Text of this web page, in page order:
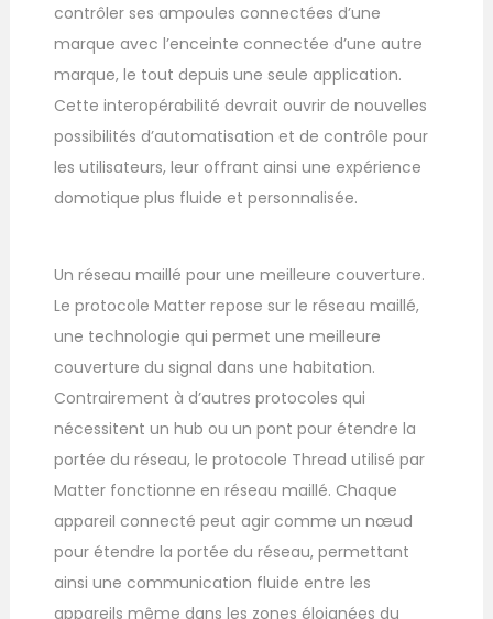
contrôler ses ampoules connectées d’une
marque avec l’enceinte connectée d’une autre
marque, le tout depuis une seule application.
Cette interopérabilité devrait ouvrir de nouvelles
possibilités d’automatisation et de contrôle pour
les utilisateurs, leur offrant ainsi une expérience
domotique plus fluide et personnalisée.
Un réseau maillé pour une meilleure couverture.
Le protocole Matter repose sur le réseau maillé,
une technologie qui permet une meilleure
couverture du signal dans une habitation.
Contrairement à d’autres protocoles qui
nécessitent un hub ou un pont pour étendre la
portée du réseau, le protocole Thread utilisé par
Matter fonctionne en réseau maillé. Chaque
appareil connecté peut agir comme un nœud
pour étendre la portée du réseau, permettant
ainsi une communication fluide entre les
appareils même dans les zones éloignées du